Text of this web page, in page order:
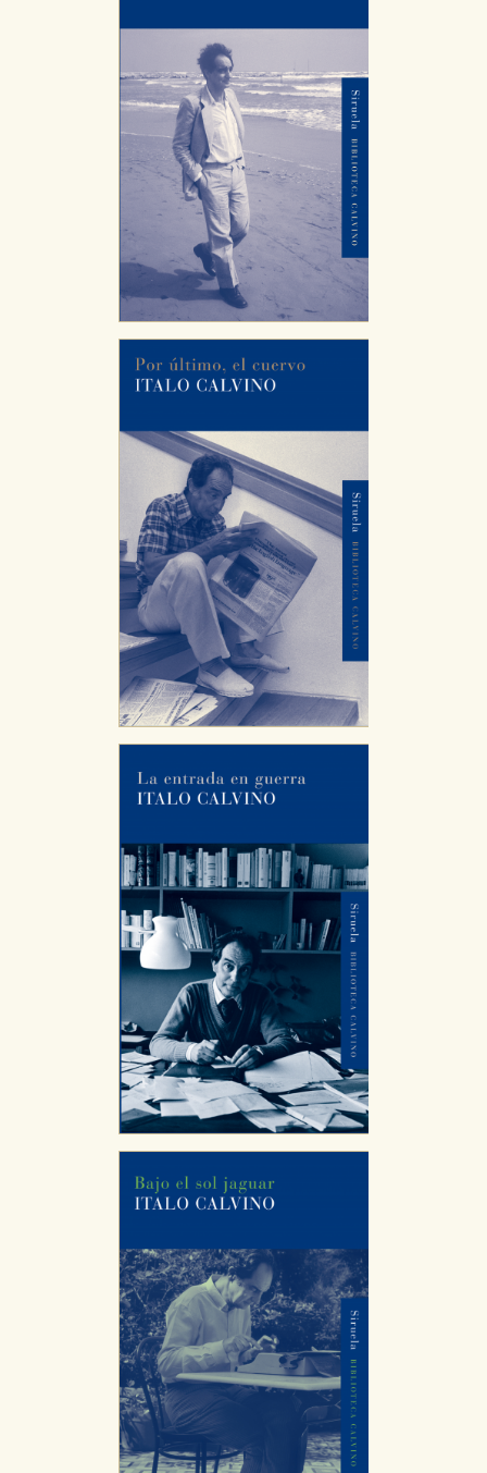
HABILITAR TODO RECHAZAR TODO
Cookies necesarias
Estas cookies son necesarias para que nuestro sitio
web funcione y no es posible deshabilitarlas desde
nuestro sistema. Es posible hacerlo desde el
navegador, pero en ese caso es posible que algunas
áreas de nuestra web dejen de funcionar
correctamente.
Cookies de rendimiento y analíticas
Estas cookies se utilizan para mejorar su experiencia
de navegación y optimizar el funcionamiento de